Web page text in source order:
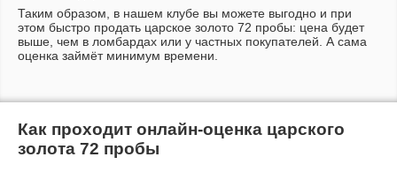
Таким образом, в нашем клубе вы можете выгодно и при
этом быстро продать царское золото 72 пробы: цена будет
выше, чем в ломбардах или у частных покупателей. А сама
оценка займёт минимум времени.
Как проходит онлайн-оценка царского
золота 72 пробы